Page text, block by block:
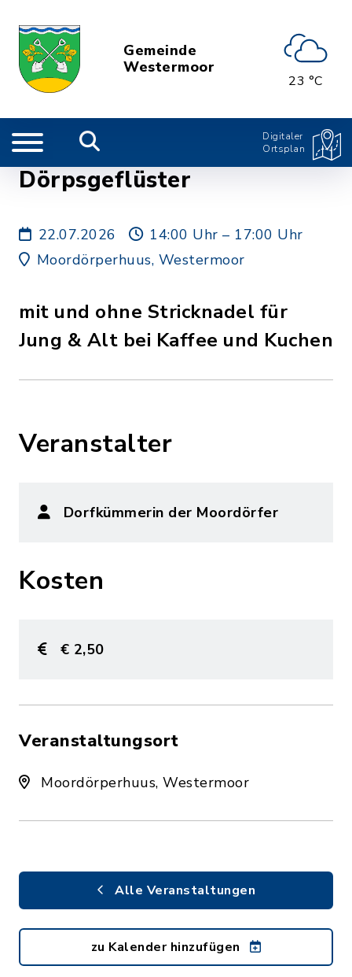
Gemeinde
Westermoor
23 °C
Digitaler
Ortsplan
Dörpsgeflüster
22.07.2026
14:00 Uhr – 17:00 Uhr
Moordörperhuus, Westermoor
mit und ohne Stricknadel für
Jung & Alt bei Kaffee und Kuchen
Veranstalter
Dorfkümmerin der Moordörfer
Kosten
€ 2,50
Veranstaltungsort
Moordörperhuus, Westermoor
Alle Veranstaltungen
zu Kalender hinzufügen